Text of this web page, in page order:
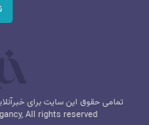
تمامی حقوق این سایت برای
All rights reserved